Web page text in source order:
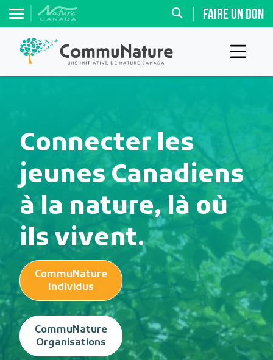
FAIRE UN DON
Connecter les
jeunes Canadiens
à la nature, là où
ils vivent.
CommuNature
Individus
CommuNature
Organisations